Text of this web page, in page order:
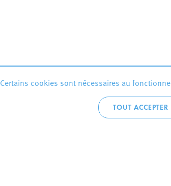
Certains cookies sont nécessaires au
TOUT ACCEPTER